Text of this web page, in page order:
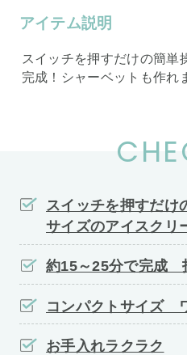
アイテム説明
スイッチを押すだけの簡単
完成！シャーベットも作れ
スイッチを押すだ
サイズのアイスクリ
約15～25分で完成
コンパクトサイズ
お手入れラクラク